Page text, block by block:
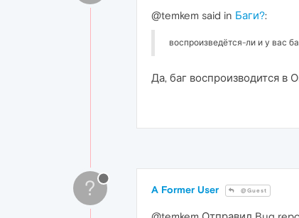
@temkem said in Баги?:
воспроизведётся-ли и у вас
Да, баг воспроизводится в
? A Former User @Guest